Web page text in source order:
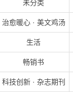
未分类
治愈暖心 · 美文鸡汤
生活
畅销书
科技创新 · 杂志期刊